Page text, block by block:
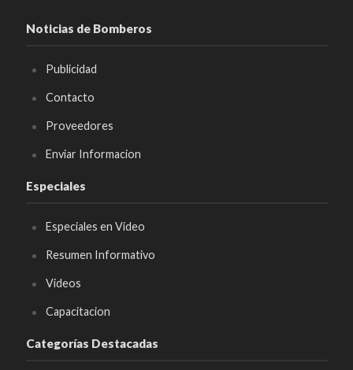
Noticias de Bomberos
Publicidad
Contacto
Proveedores
Enviar Informacion
Especiales
Especiales en Video
Resumen Informativo
Videos
Capacitacion
Categorías Destacadas